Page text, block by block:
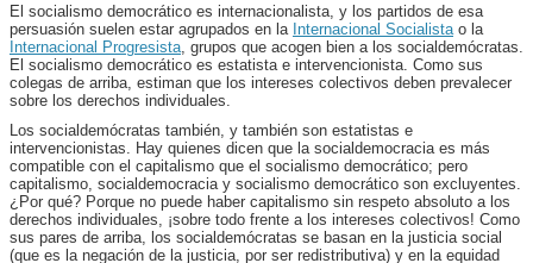
El socialismo democrático es internacionalista, y los partidos de esa
persuasión suelen estar agrupados en la Internacional Socialista o la
Internacional Progresista , grupos que acogen bien a los socialdemócratas.
El socialismo democrático es estatista e intervencionista. Como sus
colegas de arriba, estiman que los intereses colectivos deben prevalecer
sobre los derechos individuales.
Los socialdemócratas también, y también son estatistas e
intervencionistas. Hay quienes dicen que la socialdemocracia es más
compatible con el capitalismo que el socialismo democrático; pero
capitalismo, socialdemocracia y socialismo democrático son excluyentes.
¿Por qué? Porque no puede haber capitalismo sin respeto absoluto a los
derechos individuales, ¡sobre todo frente a los intereses colectivos! Como
sus pares de arriba, los socialdemócratas se basan en la justicia social
(que es la negación de la justicia, por ser redistributiva) y en la equidad